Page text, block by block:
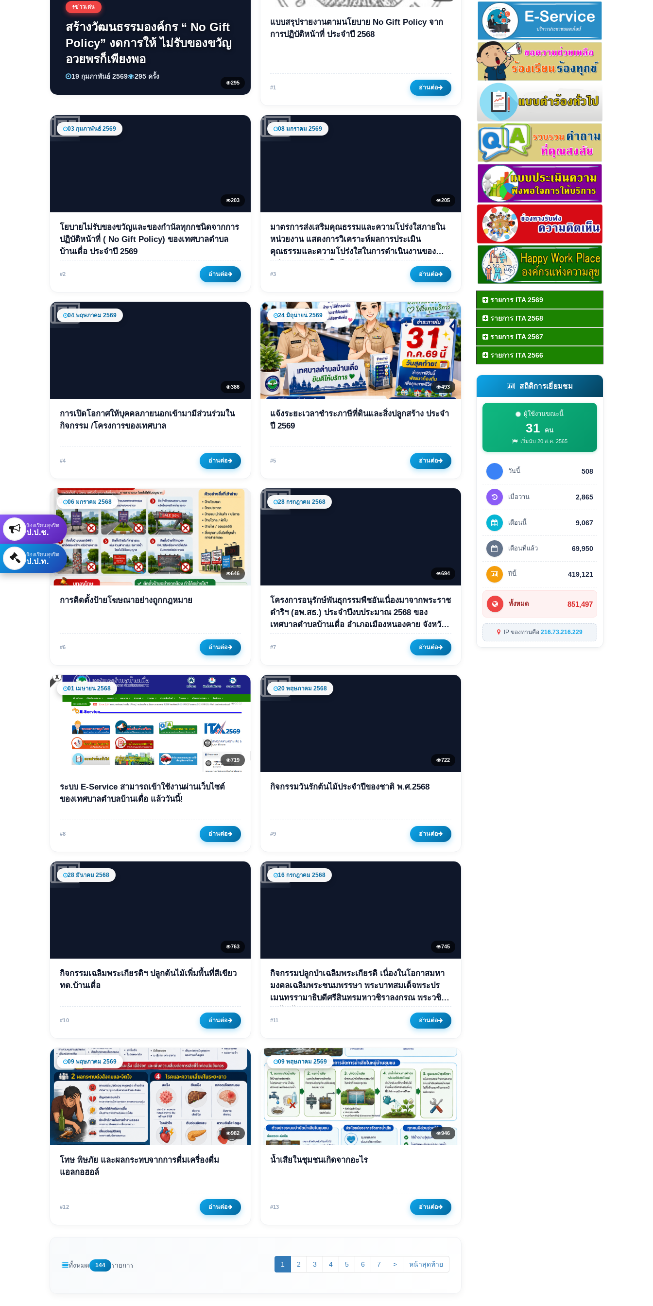
295
ข่าวเด่น
สร้างวัฒนธรรมองค์กร “ No Gift
Policy” งดการให้ ไม่รับของขวัญ
อวยพรก็เพียงพอ
19 กุมภาพันธ์ 2569 295 ครั้ง
แบบสรุปรายงานตามนโยบาย
05 มกราคม 2569
แบบสรุปรายงานตามนโยบาย No Gift Policy จาก
การปฏิบัติหน้าที่ ประจำปี 2568
#1 อ่านต่อ
03 กุมภาพันธ์ 2569
203
โยบายไม่รับของขวัญและของ
กำนัลทุกกชนิดจากการปฏิบัติ
หน้าที่ ( No Gift Policy) ของ
เทศบาลตำบลบ้านเดื่อ ประจำปี
2569
03 กุมภาพันธ์ 2569
โยบายไม่รับของขวัญและของกำนัลทุกกชนิดจากการ
ปฏิบัติหน้าที่ ( No Gift Policy) ของเทศบาลตำบล
บ้านเดื่อ ประจำปี 2569
#2 อ่านต่อ
08 มกราคม 2569
205
มาตรการส่งเสริมคุณธรรมและ
ความโปร่งใสภายในหน่วยงาน
แสดงการวิเคราะห์ผลการ
ประเมินคุณธรรมและความ
โปร่งใสในการดำเนินงานของ
หน่วยงานภาครัฐ ใน
ปีงบประมาณ พ.ศ. 2568
08 มกราคม 2569 205 ครั้ง
มาตรการส่งเสริมคุณธรรมและความโปร่งใสภายใน
หน่วยงาน แสดงการวิเคราะห์ผลการประเมิน
คุณธรรมและความโปร่งใสในการดำเนินงานของ
หน่วยงานภาครัฐ ในปีงบประมาณ พ.ศ. 2568
#3 อ่านต่อ
04 พฤษภาคม 2569
386
การเปิดโอกาศให้บุคคลภายนอก
เข้ามามีส่วนร่วมในกิจกรรม /
โครงการของเทศบาล
การเปิดโอกาศให้บุคคลภายนอกเข้ามามีส่วนร่วมใน
กิจกรรม /โครงการของเทศบาล
#4 อ่านต่อ
24 มิถุนายน 2569
493
แจ้งระยะเวลาชำระภาษีที่ดิน
และสิ่งปลูกสร้าง ประจำปี 2569
24 มิถุนายน 2569
แจ้งระยะเวลาชำระภาษีที่ดินและสิ่งปลูกสร้าง ประจำ
ปี 2569
#5 อ่านต่อ
06 มกราคม 2568
646
กฎหมาย
06 มกราคม 2568
การติดตั้งป้ายโฆษณาอย่างถูกกฎหมาย
#6 อ่านต่อ
28 กรกฎาคม 2568
694
โครงการอนุรักษ์พันธุกรรมพืช
อันเนื่องมาจากพระราชดำริฯ
(อพ.สธ.) ประจำปีงบประมาณ
2568 ของเทศบาลตำบลบ้านเดื่อ
อำเภอเมืองหนองคาย จังหวัด
หนองคาย
โครงการอนุรักษ์พันธุกรรมพืชอันเนื่องมาจากพระราช
ดำริฯ (อพ.สธ.) ประจำปีงบประมาณ 2568 ของ
เทศบาลตำบลบ้านเดื่อ อำเภอเมืองหนองคาย จังหวัด
หนองคาย
#7 อ่านต่อ
01 เมษายน 2568
719
ระบบ E-Service สามารถเข้าใช้
งานผ่านเว็บไซต์ ของเทศบาล
ตำบลบ้านเดื่อ แล้ววันนี้!
ระบบ E-Service สามารถเข้าใช้งานผ่านเว็บไซต์
ของเทศบาลตำบลบ้านเดื่อ แล้ววันนี้!
#8 อ่านต่อ
20 พฤษภาคม 2568
722
ชาติ พ.ศ.2568
20 พฤษภาคม 2568
กิจกรรมวันรักต้นไม้ประจำปีของชาติ พ.ศ.2568
#9 อ่านต่อ
28 มีนาคม 2568
763
กิจกรรมเฉลิมพระเกียรติฯ ปลูก
ต้นไม้เพิ่มพื้นที่สีเขียว ทต.บ้าน
เดื่อ
กิจกรรมเฉลิมพระเกียรติฯ ปลูกต้นไม้เพิ่มพื้นที่สีเขียว
ทต.บ้านเดื่อ
#10 อ่านต่อ
16 กรกฎาคม 2568
745
กิจกรรมปลูกป่าเฉลิมพระเกียรติ
เนื่องในโอกาสมหามงคลเฉลิม
พระชนมพรรษา พระบาทสมเด็จ
พระปรเมนทรรามาธิบดีศรีสินทร
มหาวชิราลงกรณ พระวชิรเกล้า
เจ้าอยู่หัว
16 กรกฎาคม 2568 745 ครั้ง
กิจกรรมปลูกป่าเฉลิมพระเกียรติ เนื่องในโอกาสมหา
มงคลเฉลิมพระชนมพรรษา พระบาทสมเด็จพระปร
เมนทรรามาธิบดีศรีสินทรมหาวชิราลงกรณ พระวชิร
เกล้าเจ้าอยู่หัว
#11 อ่านต่อ
09 พฤษภาคม 2569
982
โทษ พิษภัย และผลกระทบจาก
การดื่มเครื่องดื่มแอลกอฮอล์
09 พฤษภาคม 2569
โทษ พิษภัย และผลกระทบจากการดื่มเครื่องดื่ม
แอลกอฮอล์
#12 อ่านต่อ
09 พฤษภาคม 2569
946
น้ำเสียในชุมชนเกิดจากอะไร
#13 อ่านต่อ
ทั้งหมด 144 รายการ 1 (current)
2 3 4 5 6 7 > หน้าสุดท้าย
รายการ ITA 2569
รายการ ITA 2568
รายการ ITA 2567
รายการ ITA 2566
สถิติการเยี่ยมชม
ผู้ใช้งานขณะนี้
31 คน
เริ่มนับ 20 ส.ค. 2565
วันนี้ 508
เมื่อวาน 2,865
เดือนนี้ 9,067
เดือนที่แล้ว 69,950
ปีนี้ 419,121
ทั้งหมด 851,497
IP ของท่านคือ 216.73.216.229
ร้องเรียนทุจริต
ป.ป.ช.
ร้องเรียนทุจริต
ป.ป.ท.